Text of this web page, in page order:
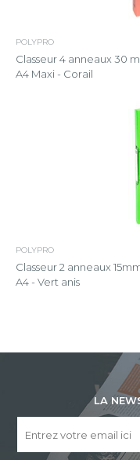
POLYPRO
Classeur 4 anneaux 30
A4 Maxi - Corail
POLYPRO
Classeur 2 anneaux
A4 - Vert anis
LA